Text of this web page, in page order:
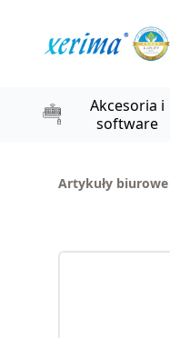
Akcesoria i
software
Artykuły biurowe